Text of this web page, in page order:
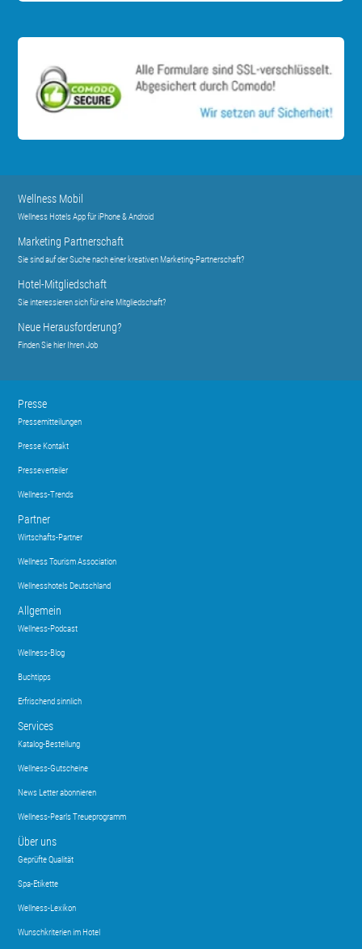
Wellness Mobil
Wellness Hotels App für iPhone & Android
Marketing Partnerschaft
Sie sind auf der Suche nach einer kreativen Marketing-Partnerschaft?
Hotel-Mitgliedschaft
Sie interessieren sich für eine Mitgliedschaft?
Neue Herausforderung?
Finden Sie hier Ihren Job
Presse
Pressemitteilungen
Presse Kontakt
Presseverteiler
Wellness-Trends
Partner
Wirtschafts-Partner
Wellness Tourism Association
Wellnesshotels Deutschland
Allgemein
Wellness-Podcast
Wellness-Blog
Buchtipps
Erfrischend sinnlich
Services
Katalog-Bestellung
Wellness-Gutscheine
News Letter abonnieren
Wellness-Pearls Treueprogramm
Über uns
Geprüfte Qualität
Spa-Etikette
Wellness-Lexikon
Wunschkriterien im Hotel